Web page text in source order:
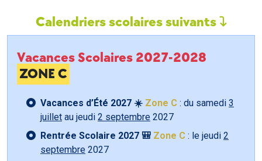
Calendriers scolaires suivants
Vacances Scolaires 2027-2028
ZONE C
Vacances d’Été 2027 ☀️ Zone C : du samedi 3
juillet au jeudi 2 septembre 2027
Rentrée Scolaire 2027 🎒 Zone C : le jeudi 2
septembre 2027